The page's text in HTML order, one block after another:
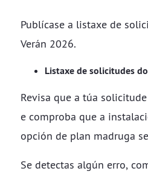
Publícase a listaxe de
Verán 2026.
Listaxe de solicitudes
Revisa que a túa
e comproba que a
opción de plan madruga
Se detectas algún erro,